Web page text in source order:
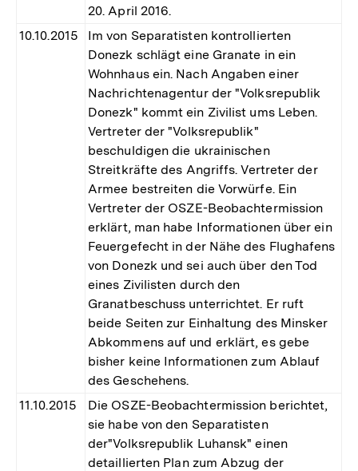
20. April 2016.
10.10.2015
Im von Separatisten kontrollierten
Donezk schlägt eine Granate in ein
Wohnhaus ein. Nach Angaben einer
Nachrichtenagentur der "Volksrepublik
Donezk" kommt ein Zivilist ums Leben.
Vertreter der "Volksrepublik"
beschuldigen die ukrainischen
Streitkräfte des Angriffs. Vertreter der
Armee bestreiten die Vorwürfe. Ein
Vertreter der OSZE-Beobachtermission
erklärt, man habe Informationen über ein
Feuergefecht in der Nähe des Flughafens
von Donezk und sei auch über den Tod
eines Zivilisten durch den
Granatbeschuss unterrichtet. Er ruft
beide Seiten zur Einhaltung des Minsker
Abkommens auf und erklärt, es gebe
bisher keine Informationen zum Ablauf
des Geschehens.
11.10.2015
Die OSZE-Beobachtermission berichtet,
sie habe von den Separatisten
der"Volksrepublik Luhansk" einen
detaillierten Plan zum Abzug der